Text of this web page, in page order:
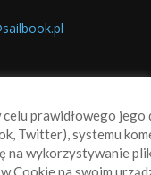
prawidłowego
Twitter), systemu
wykorzystywanie
Cookie na swoim